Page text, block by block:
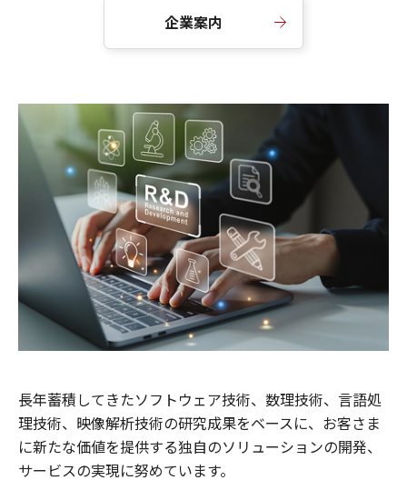
企業案内
長年蓄積してきたソフトウェア技術、数理技術、言語処
理技術、映像解析技術の研究成果をベースに、お客さま
に新たな価値を提供する独自のソリューションの開発、
サービスの実現に努めています。